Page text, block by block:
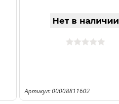
Нет в наличии
Артикул: 00008811602